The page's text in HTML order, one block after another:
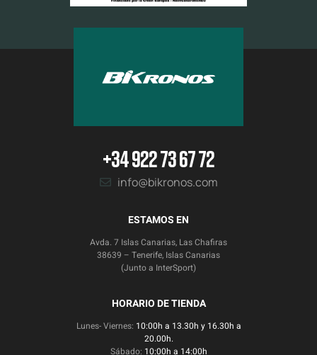
+34 922 73 67 72
info@bikronos.com
ESTAMOS EN
Avda. 7 Islas Canarias, Las Chafiras
38639 – Tenerife, Islas Canarias
(Junto a InterSport)
HORARIO DE TIENDA
Lunes- Viernes: 10:00h a 13.30h y 16.30h a
20.00h.
Sábado: 10:00h a 14:00h